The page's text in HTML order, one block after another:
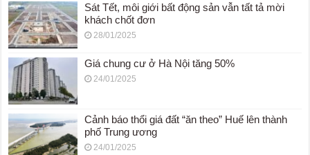
Sát Tết, môi giới bất động sản vẫn tất tả mời
khách chốt đơn
28/01/2025
Giá chung cư ở Hà Nội tăng 50%
24/01/2025
Cảnh báo thổi giá đất “ăn theo” Huế lên thành
phố Trung ương
24/01/2025